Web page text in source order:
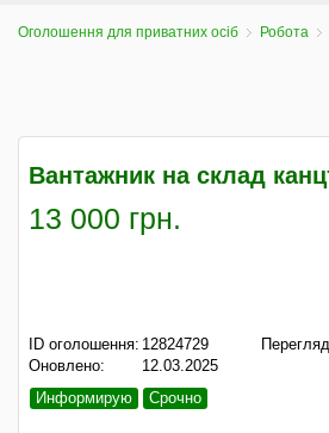
Оголошення для приватних осіб Робота
Вантажник на склад
13 000 грн.
ID оголошення: 12824729
Оновлено:
12.03.2025
Информирую Срочно